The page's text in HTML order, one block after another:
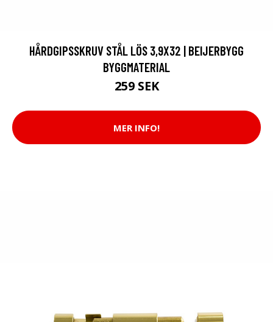
HÅRDGIPSSKRUV STÅL LÖS 3,9X32 | BEIJERBYGG
BYGGMATERIAL
259 SEK
MER INFO!